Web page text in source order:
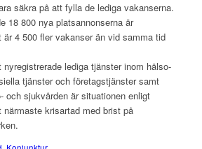
säkra på att fylla de lediga vakanserna.
18 800 nya platsannonserna är
4 500 fler vakanser än vid samma tid
lediga tjänster inom hälso-
tjänster och företagstjänster samt
och sjukvården är situationen enligt
krisartad med brist på